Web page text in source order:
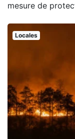
mesure de
Locales